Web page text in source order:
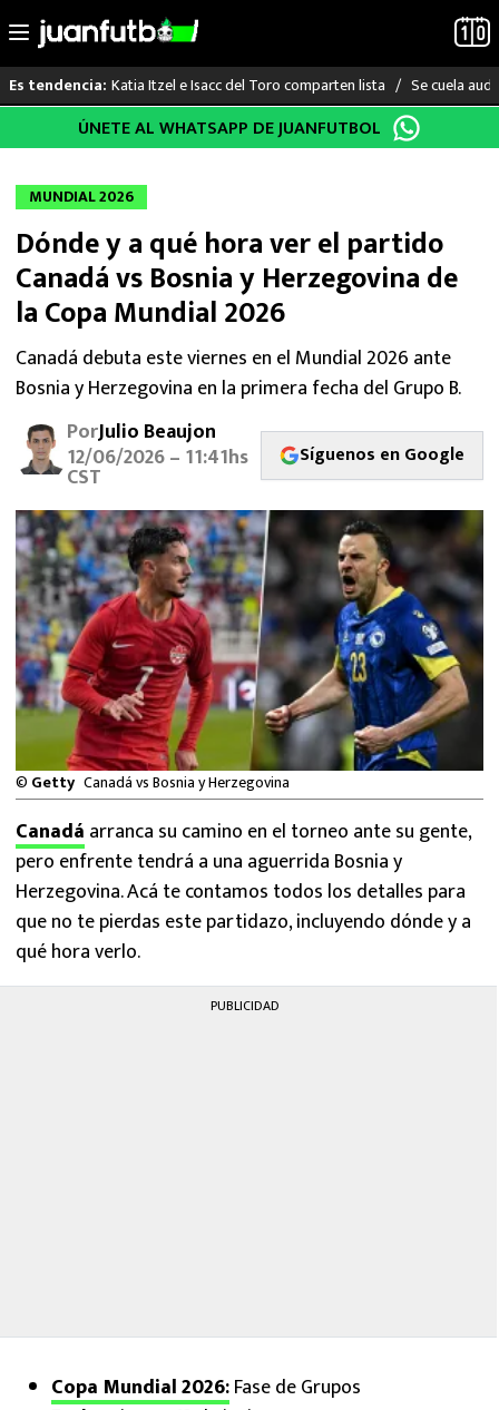
al
Es tendencia: Katia Itzel e Isacc del Toro comparten lista Se cuela
LO ÚLTIMO
LIGA MX
RAYADOS
PUMAS
ATLANTE
SELECCIÓN MEXICANA
FUTBOL INTERNACIONAL
MEXICANOS EN EL EXTRANJERO
FUTBOL ESTUFA
FÓRMULA 1
BOXEO
LIGA MX
NFL
ÚNETE AL WHATSAPP DE JUANFUTBOL
MUNDIAL 2026
Dónde y a qué hora ver el partido
Canadá vs Bosnia y Herzegovina de
la Copa Mundial 2026
Canadá debuta este viernes en el Mundial 2026 ante
Bosnia y Herzegovina en la primera fecha del Grupo B.
PorJulio Beaujon
12/06/2026 – 11:41hs
CST
Síguenos en Google
© Getty Canadá vs Bosnia y Herzegovina
Canadá arranca su camino en el torneo ante su gente,
pero enfrente tendrá a una aguerrida Bosnia y
Herzegovina. Acá te contamos todos los detalles para
que no te pierdas este partidazo, incluyendo dónde y a
qué hora verlo.
PUBLICIDAD
Copa Mundial 2026:Fase de Grupos